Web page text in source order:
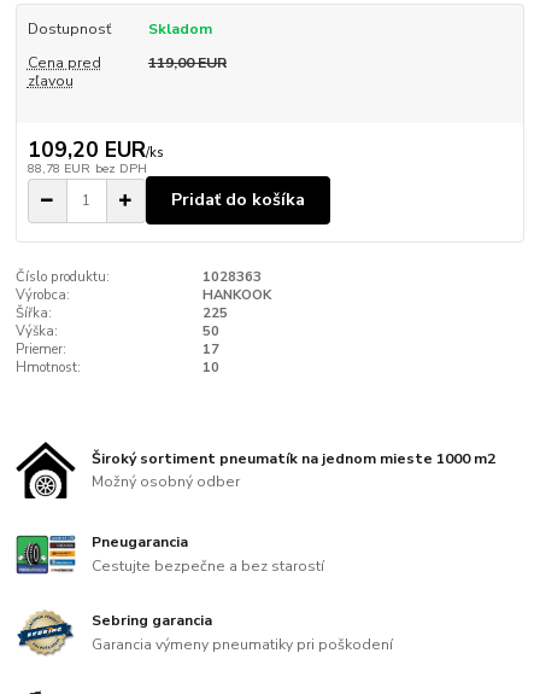
Dostupnosť
Skladom
Cena pred
zľavou
119,00 EUR
109,20 EUR/ks
88,78 EUR bez DPH
Pridať do košíka
Číslo produktu:
1028363
Výrobca:
HANKOOK
Šířka:
225
Výška:
50
Priemer:
17
Hmotnost:
10
Široký sortiment pneumatík na jednom mieste 1000 m2
Možný osobný odber
Pneugarancia
Cestujte bezpečne a bez starostí
Sebring garancia
Garancia výmeny pneumatiky pri poškodení